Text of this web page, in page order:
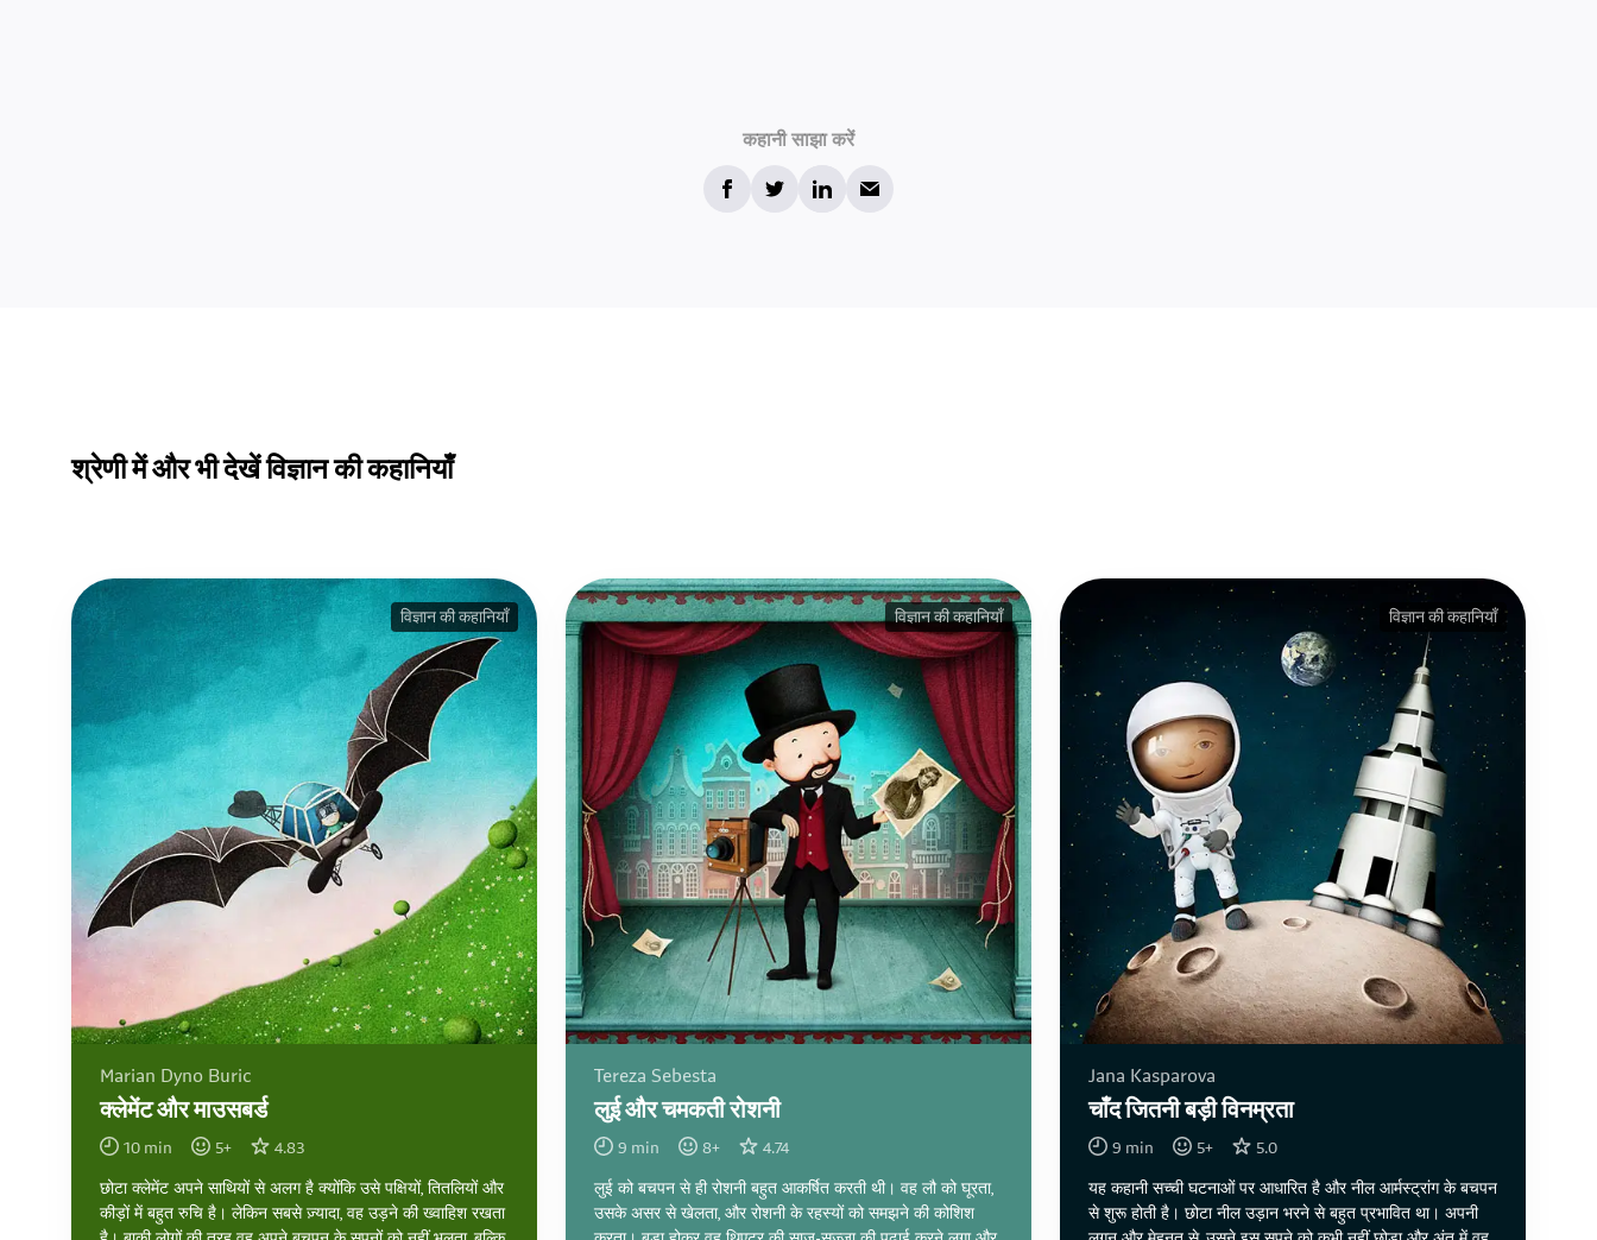
कहानी साझा करें
श्रेणी में और भी देखें विज्ञान की कहानियाँ
विज्ञान की कहानियाँ
Marian Dyno Buric
क्लेमेंट और माउसबर्ड
10 min 5+ 4.83
छोटा क्लेमेंट अपने साथियों से अलग है क्योंकि उसे पक्षियों, तितलियों और
कीड़ों में बहुत रुचि है। लेकिन सबसे ज़्यादा, वह उड़ने की ख्वाहिश रखता
विज्ञान की कहानियाँ
Tereza Sebesta
लुई और चमकती रोशनी
9 min 8+ 4.74
लुई को बचपन से ही रोशनी बहुत आकर्षित करती थी। वह लौ को घूरता,
उसके असर से खेलता, और रोशनी के रहस्यों को समझने की कोशिश
विज्ञान की कहानियाँ
Jana Kasparova
चाँद जितनी बड़ी विनम्रता
9 min 5+ 5.0
यह कहानी सच्ची घटनाओं पर आधारित है और नील आर्मस्ट्रांग के बचपन
से शुरू होती है। छोटा नील उड़ान भरने से बहुत प्रभावित था। अपनी